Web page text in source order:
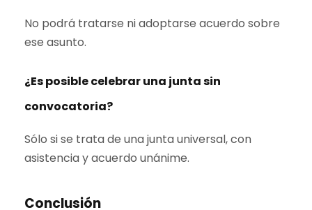
No podrá tratarse ni adoptarse acuerdo sobre
ese asunto.
¿Es posible celebrar una junta sin
convocatoria?
Sólo si se trata de una junta universal, con
asistencia y acuerdo unánime.
Conclusión